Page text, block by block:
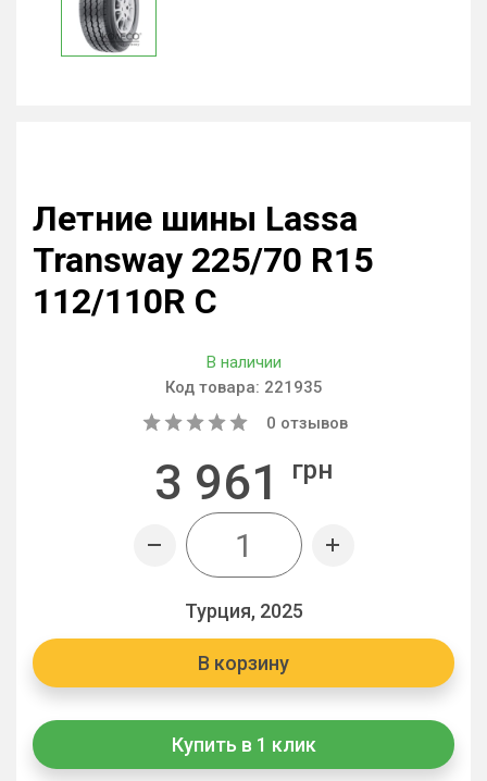
Летние шины Lassa
Transway 225/70 R15
112/110R C
В наличии
Код товара: 221935
0 отзывов
3 961 грн
Турция, 2025
В корзину
Купить в 1 клик